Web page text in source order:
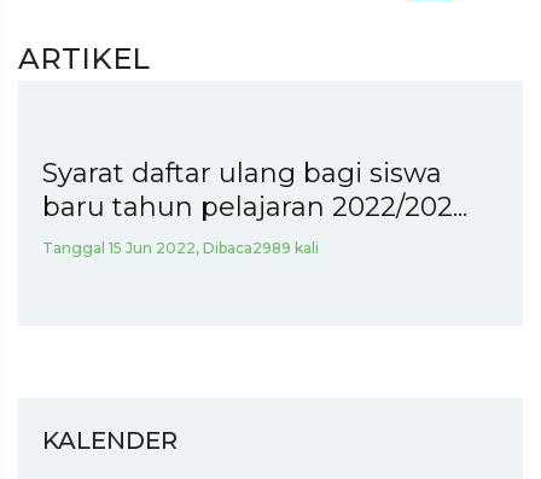
ARTIKEL
Syarat daftar ulang bagi siswa
baru tahun pelajaran 2022/202...
Tanggal 15 Jun 2022, Dibaca2989 kali
KALENDER